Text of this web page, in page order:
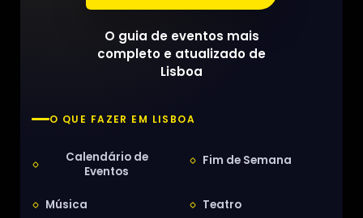
O guia de eventos mais
completo e atualizado de
Lisboa
O QUE FAZER EM LISBOA
Calendário de
Eventos
Fim de Semana
Música Teatro